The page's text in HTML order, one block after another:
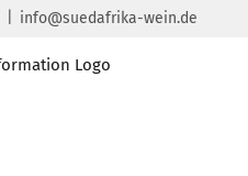
info@suedafrika-wein.de